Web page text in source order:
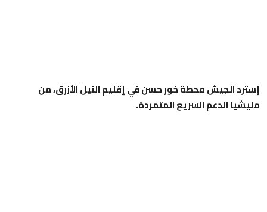
إسترد الجيش محطة خور حسن في إقليم النيل الأزرق، من
مليشيا الدعم السريع المتمردة.